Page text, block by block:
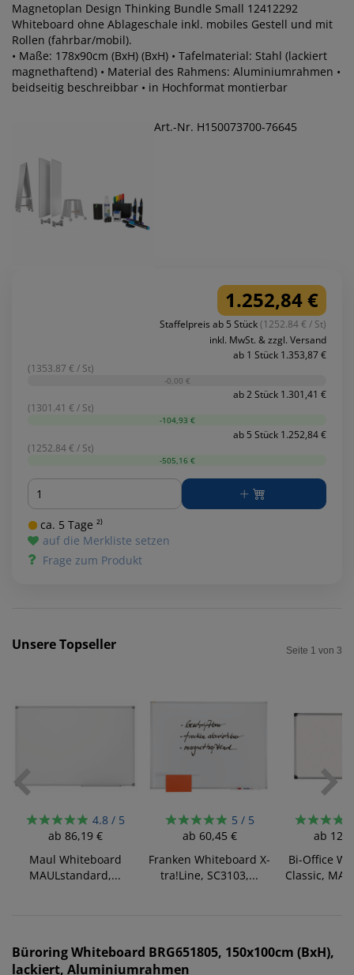
Magnetoplan Design Thinking Bundle Small 12412292
Whiteboard ohne Ablageschale inkl. mobiles Gestell und mit
Rollen (fahrbar/mobil).
• Maße: 178x90cm (BxH) (BxH) • Tafelmaterial: Stahl (lackiert
magnethaftend) • Material des Rahmens: Aluminiumrahmen •
beidseitig beschreibbar • in Hochformat montierbar
Art.-Nr. H150073700-76645
1.252,84 €
Staffelpreis ab 5 Stück(1252.84 € / St)
inkl. MwSt. & zzgl. Versand
ab 1 Stück 1.353,87 €
(1353.87 € / St)
-0,00 €
ab 2 Stück 1.301,41 €
(1301.41 € / St)
-104,93 €
ab 5 Stück 1.252,84 €
(1252.84 € / St)
-505,16 €
Menge
ca. 5 Tage ²⁾
auf die Merkliste setzen
Frage zum Produkt
Unsere Topseller
4.8 / 5
ab 86,19 €
Maul Whiteboard
MAULstandard,...
5 / 5
ab 60,45 €
Franken Whiteboard X-
tra!Line, SC3103,...
ab
Bi-Office
Classic,
Seite 1 von 3
BüroringWhiteboard BRG651805, 150x100cm (BxH),
lackiert, Aluminiumrahmen